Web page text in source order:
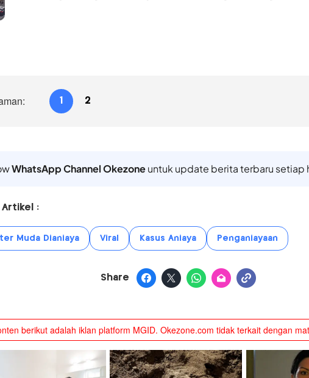
1 2
WhatsApp Channel Okezoneuntuk update berita terbaru setiap
Artikel :
Muda Dianiaya Viral Kasus Aniaya Penganiayaan
Share